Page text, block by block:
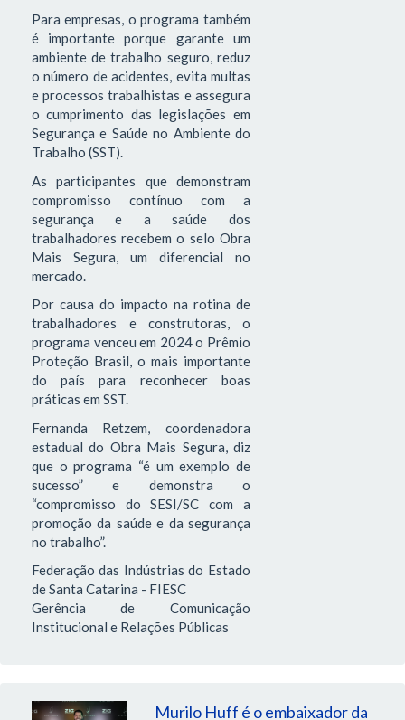
Para empresas, o programa também
é importante porque garante um
ambiente de trabalho seguro, reduz
o número de acidentes, evita multas
e processos trabalhistas e assegura
o cumprimento das legislações em
Segurança e Saúde no Ambiente do
Trabalho (SST).
As participantes que demonstram
compromisso contínuo com a
segurança e a saúde dos
trabalhadores recebem o selo Obra
Mais Segura, um diferencial no
mercado.
Por causa do impacto na rotina de
trabalhadores e construtoras, o
programa venceu em 2024 o Prêmio
Proteção Brasil, o mais importante
do país para reconhecer boas
práticas em SST.
Fernanda Retzem, coordenadora
estadual do Obra Mais Segura, diz
que o programa “é um exemplo de
sucesso” e demonstra o
“compromisso do SESI/SC com a
promoção da saúde e da segurança
no trabalho”.
Federação das Indústrias do Estado
de Santa Catarina - FIESC
Gerência de Comunicação
Institucional e Relações Públicas
Murilo Huff é o embaixador da